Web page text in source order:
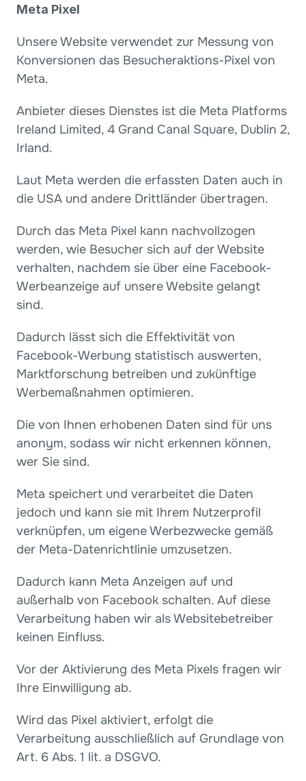
Meta Pixel
Unsere Website verwendet zur Messung von
Konversionen das Besucheraktions-Pixel von
Meta.
Anbieter dieses Dienstes ist die Meta Platforms
Ireland Limited, 4 Grand Canal Square, Dublin 2,
Irland.
Laut Meta werden die erfassten Daten auch in
die USA und andere Drittländer übertragen.
Durch das Meta Pixel kann nachvollzogen
werden, wie Besucher sich auf der Website
verhalten, nachdem sie über eine Facebook-
Werbeanzeige auf unsere Website gelangt
sind.
Dadurch lässt sich die Effektivität von
Facebook-Werbung statistisch auswerten,
Marktforschung betreiben und zukünftige
Werbemaßnahmen optimieren.
Die von Ihnen erhobenen Daten sind für uns
anonym, sodass wir nicht erkennen können,
wer Sie sind.
Meta speichert und verarbeitet die Daten
jedoch und kann sie mit Ihrem Nutzerprofil
verknüpfen, um eigene Werbezwecke gemäß
der Meta-Datenrichtlinie umzusetzen.
Dadurch kann Meta Anzeigen auf und
außerhalb von Facebook schalten. Auf diese
Verarbeitung haben wir als Websitebetreiber
keinen Einfluss.
Vor der Aktivierung des Meta Pixels fragen wir
Ihre Einwilligung ab.
Wird das Pixel aktiviert, erfolgt die
Verarbeitung ausschließlich auf Grundlage von
Art. 6 Abs. 1 lit. a DSGVO.